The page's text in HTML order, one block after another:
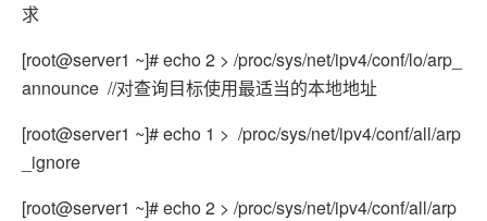
求
[root@server1 ~]# echo 2 > /proc/sys/net/ipv4/conf/lo/arp_
announce //对查询目标使用最适当的本地地址
[root@server1 ~]# echo 1 > /proc/sys/net/ipv4/conf/all/arp
_ignore
[root@server1 ~]# echo 2 > /proc/sys/net/ipv4/conf/all/arp